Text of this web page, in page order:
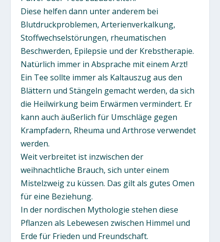
Diese helfen dann unter anderem bei
Blutdruckproblemen, Arterienverkalkung,
Stoffwechselstörungen, rheumatischen
Beschwerden, Epilepsie und der Krebstherapie.
Natürlich immer in Absprache mit einem Arzt!
Ein Tee sollte immer als Kaltauszug aus den
Blättern und Stängeln gemacht werden, da sich
die Heilwirkung beim Erwärmen vermindert. Er
kann auch äußerlich für Umschläge gegen
Krampfadern, Rheuma und Arthrose verwendet
werden.
Weit verbreitet ist inzwischen der
weihnachtliche Brauch, sich unter einem
Mistelzweig zu küssen. Das gilt als gutes Omen
für eine Beziehung.
In der nordischen Mythologie stehen diese
Pflanzen als Lebewesen zwischen Himmel und
Erde für Frieden und Freundschaft.